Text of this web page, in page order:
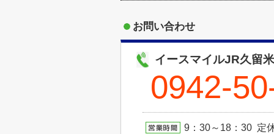
お問い合わせ
イースマイルJR久留
0942-
9：30～18：30 定